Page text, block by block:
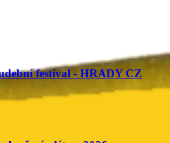
Touškov řeší každodenní život
festival - HRADY CZ